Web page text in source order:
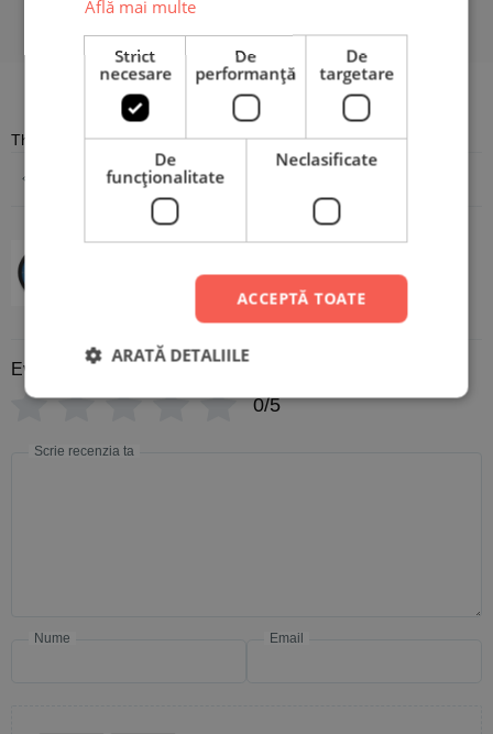
Recenzii
There are no reviews yet
Adaugă o recenzie
Ceas Personalizat cu nume - Elsa
Evaluare *
0/5
Scrie recenzia ta
Nume Email
Află mai multe
Strict
necesare
De
performanță
De
targetare
De
funcţionalitate
Neclasificate
ACCEPTĂ TOATE
ARATĂ DETALIILE